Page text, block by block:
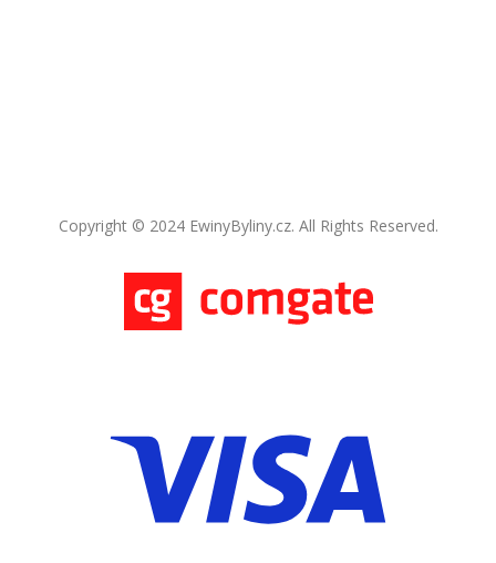
Copyright © 2024 EwinyByliny.cz. All Rights Reserved.